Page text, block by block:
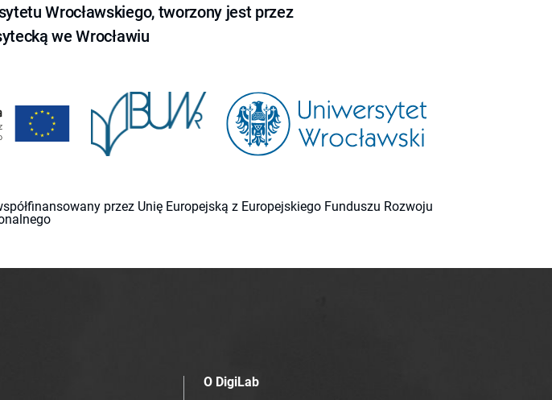
Wrocławskiego, tworzony jest przez
we Wrocławiu
przez Unię Europejską z Europejskiego Funduszu Rozwoju
O DigiLab